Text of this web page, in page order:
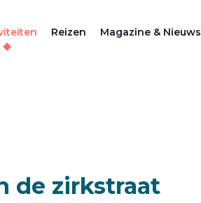
Reizen Magazine & Nieuws
de zirkstraat